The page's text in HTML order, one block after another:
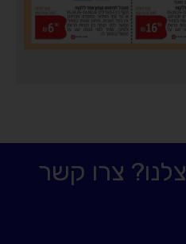
צרו קשר